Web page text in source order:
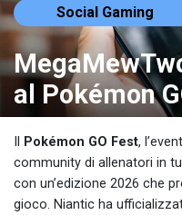
Social Gaming
al Pokémon
Pokémon GO Fest,
community di allenatori in
con un’edizione 2026 che
gioco. Niantic ha